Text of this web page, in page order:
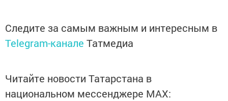
Следите за самым важным и интересным в
Telegram-канале Татмедиа
Читайте новости Татарстана в
национальном мессенджере MАХ: